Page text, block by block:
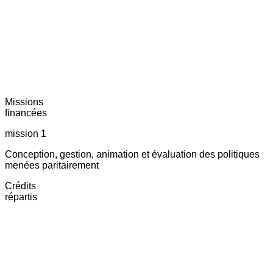
Missions
financées
mission 1
Conception, gestion, animation et évaluation des politiques
menées paritairement
Crédits
répartis